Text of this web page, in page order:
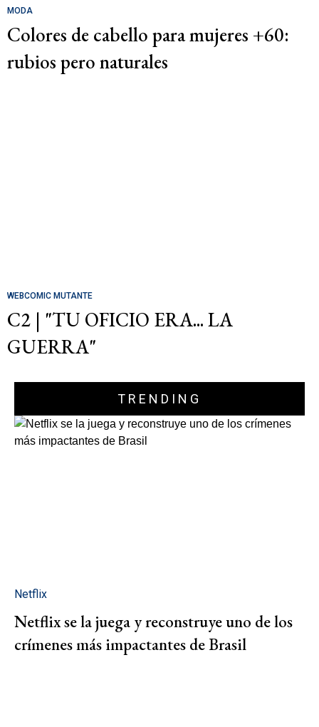
MODA
Colores de cabello para mujeres +60:
rubios pero naturales
WEBCOMIC MUTANTE
C2 | "TU OFICIO ERA... LA
GUERRA"
TRENDING
Netflix
Netflix se la juega y reconstruye uno de los
crímenes más impactantes de Brasil